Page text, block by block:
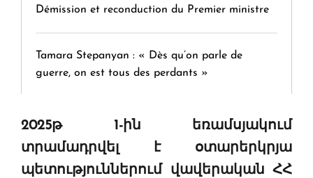
Démission et reconduction du Premier ministre
Tamara Stepanyan : « Dès qu’on parle de
guerre, on est tous des perdants »
" Tant qu'il n'existe pas d'alternative concrète, la
question d'un référendum ne se pose pas. "
2025թ 1-ին եռամսյակում
տրամադրվել է օտարերկրյա
պետություններում վավերական ՀՀ